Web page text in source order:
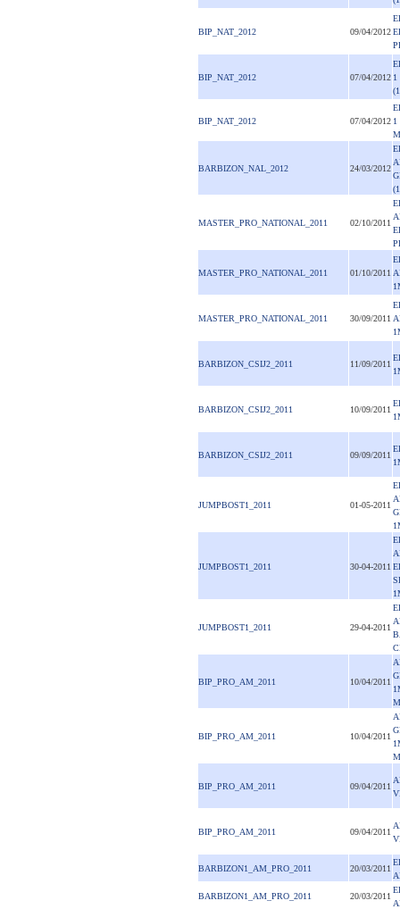
BIP_NAT_2012 09/04/2012
BIP_NAT_2012 07/04/2012 1
BIP_NAT_2012 07/04/2012 1
BARBIZON_NAL_2012 24/03/2012
MASTER_PRO_NATIONAL_2011 02/10/2011
MASTER_PRO_NATIONAL_2011 01/10/2011
MASTER_PRO_NATIONAL_2011 30/09/2011
BARBIZON_CSIJ2_2011 11/09/2011
BARBIZON_CSIJ2_2011 10/09/2011
BARBIZON_CSIJ2_2011 09/09/2011
JUMPBOST1_2011 01-05-2011
JUMPBOST1_2011 30-04-2011
JUMPBOST1_2011 29-04-2011
BIP_PRO_AM_2011 10/04/2011
BIP_PRO_AM_2011 10/04/2011
BIP_PRO_AM_2011 09/04/2011
BIP_PRO_AM_2011 09/04/2011
BARBIZON1_AM_PRO_2011 20/03/2011
BARBIZON1_AM_PRO_2011 20/03/2011